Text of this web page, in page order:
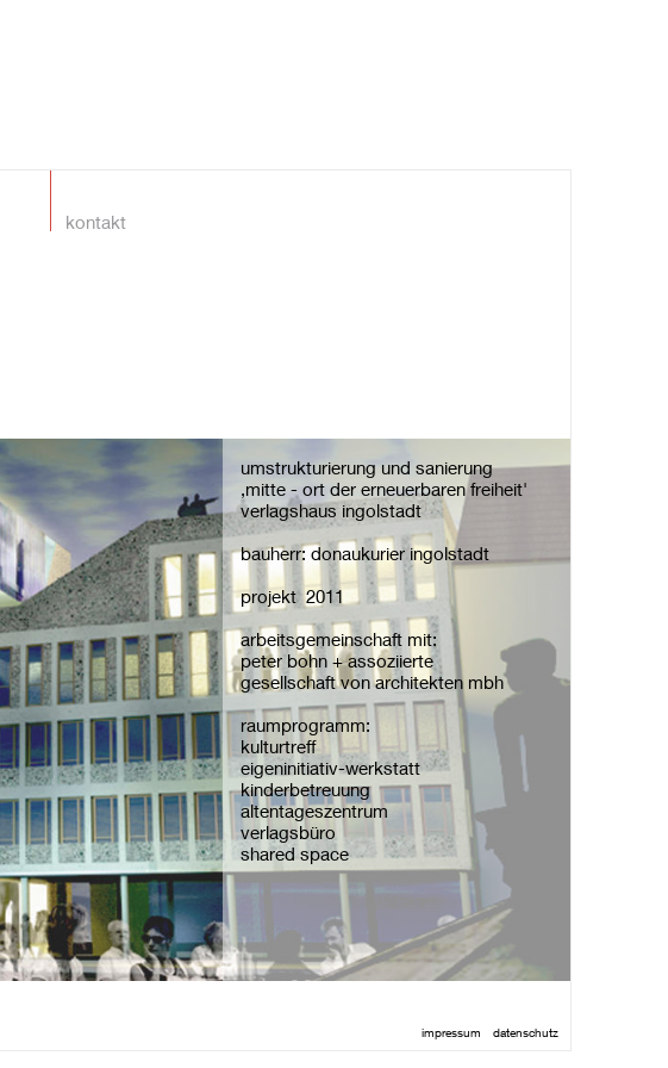
impressum datenschutz
kontakt
umstrukturierung und sanierung
,mitte - ort der erneuerbaren freiheit'
verlagshaus ingolstadt
bauherr: donaukurier ingolstadt
projekt 2011
arbeitsgemeinschaft mit:
peter bohn + assoziierte
gesellschaft von architekten mbh
raumprogramm:
kulturtreff
eigeninitiativ-werkstatt
kinderbetreuung
altentageszentrum
verlagsbüro
shared space